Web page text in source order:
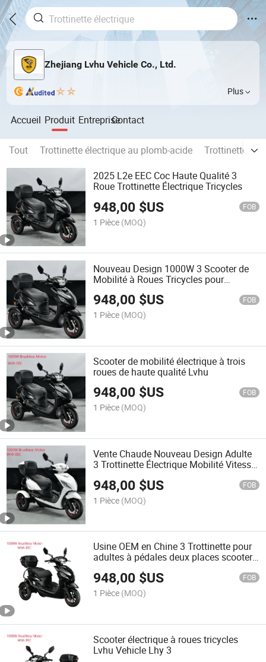
Zhejiang Lvhu Vehicle Co., Ltd.
Plus
Accueil Produit EntrepriseContact
Tout Trottinette électrique au plomb-acide
Trottinette
2025 L2e EEC Coc Haute Qualité 3
Roue Trottinette Électrique Tricycles
948,00 $US FOB
1 Pièce (MOQ)
Nouveau Design 1000W 3 Scooter de
Mobilité à Roues Tricycles pour
Personnes Âgées ou Handicapées
948,00 $US FOB
1 Pièce (MOQ)
Scooter de mobilité électrique à trois
roues de haute qualité Lvhu
948,00 $US FOB
1 Pièce (MOQ)
Vente Chaude Nouveau Design Adulte
3 Trottinette Électrique Mobilité Vitesse
948,00 $US FOB
1 Pièce (MOQ)
Usine OEM en Chine 3 Trottinette pour
adultes à pédales deux places scooter
électrique pour personnes handicapées
948,00 $US FOB
1 Pièce (MOQ)
Scooter électrique à roues tricycles
Lvhu Vehicle Lhy 3